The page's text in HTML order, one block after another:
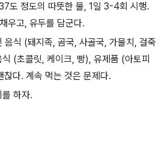
도 정도의 따뜻한 물, 1일 3-4회 시행.
우고, 유두를 담군다.
음식 (돼지족, 곰국, 사골국, 가물치, 걸죽
(초콜릿, 케이크, 빵), 유제품 (아토피
다. 계속 먹는 것은 문제다.
하자.